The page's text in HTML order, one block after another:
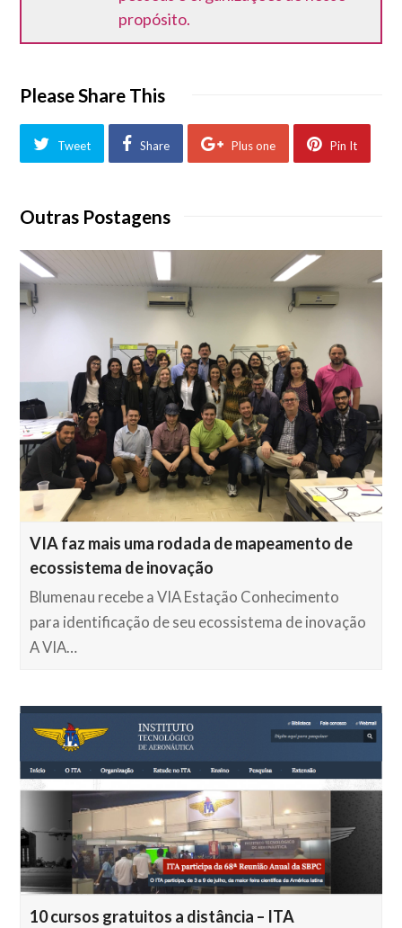
propósito.
Please Share This
Tweet Share Plus one Pin It
Outras Postagens
VIA faz mais uma rodada de mapeamento de
ecossistema de inovação
Blumenau recebe a VIA Estação Conhecimento
para identificação de seu ecossistema de inovação
A VIA…
10 cursos gratuitos a distância – ITA